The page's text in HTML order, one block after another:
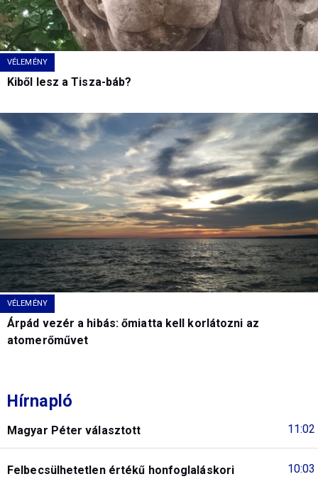
VÉLEMÉNY
Kiből lesz a Tisza-báb?
VÉLEMÉNY
Árpád vezér a hibás: őmiatta kell korlátozni az
atomerőművet
Hírnapló
11:02
Magyar Péter választott
10:03
Felbecsülhetetlen értékű honfoglaláskori